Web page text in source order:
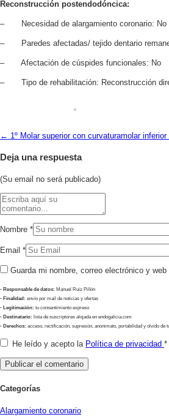
Reconstrucción postendodóncica:
– Necesidad de alargamiento coronario: No
– Paredes afectadas/ tejido dentario
– Afectación de cúspides funcionales: No
– Tipo de rehabilitación: Reconstrucción
← 1º Molar superior con curvaturamolar
Deja una respuesta
(Su email no será publicado)
Nombre *
Email *
Guarda mi nombre, correo electrónico y
- Responsable de datos: Manuel Ruiz Piñón
- Finalidad: envío por mail de noticias y ofertas
- Legitimación: tu consentimiento expreso
- Destinatario: lista de suscriptores alojada en endogalicia.com
- Derechos: acceso, rectificación, supresión, anonimato, portabilidad y olvido de
He leído y acepto la Política de privacidad *
Categorías
Alargamiento coronario